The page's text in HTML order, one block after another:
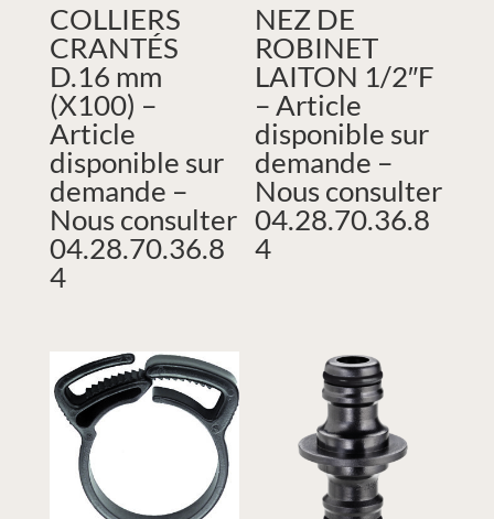
COLLIERS
CRANTÉS
D.16 mm
(X100) –
Article
disponible sur
demande –
Nous consulter
04.28.70.36.8
4
NEZ DE
ROBINET
LAITON 1/2″F
– Article
disponible sur
demande –
Nous consulter
04.28.70.36.8
4